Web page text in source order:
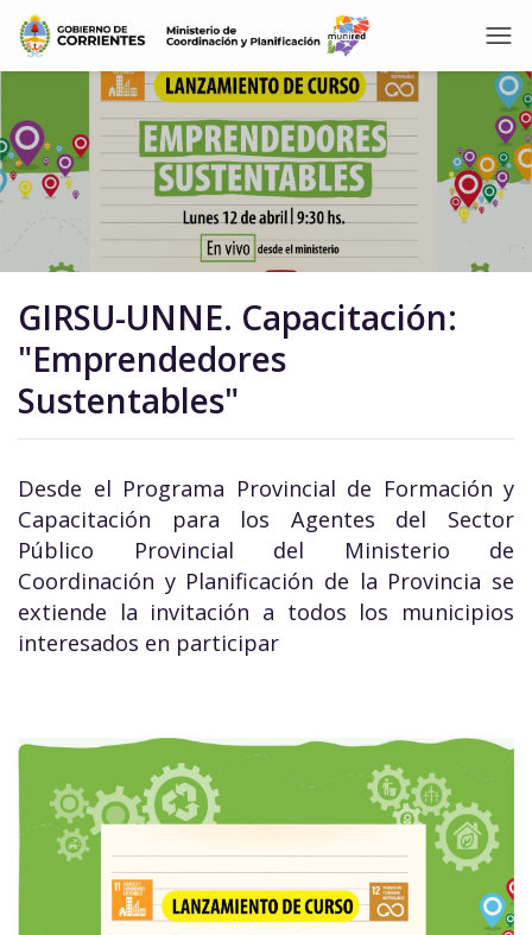
GIRSU-UNNE. Capacitación:
"Emprendedores
Sustentables"
Desde el Programa Provincial de Formación y
Capacitación para los Agentes del Sector
Público Provincial del Ministerio de
Coordinación y Planificación de la Provincia se
extiende la invitación a todos los municipios
interesados en participar